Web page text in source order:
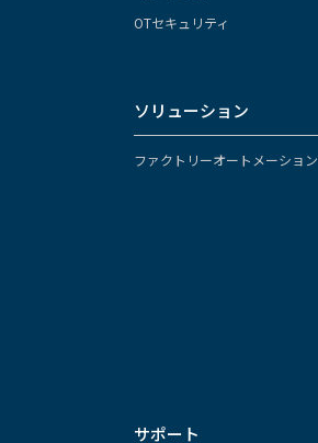
OTセキュリティ
ソリューション
ファクトリーオートメーション
サポート